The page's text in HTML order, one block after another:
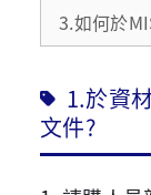
3.如何於
1.於資
文件?